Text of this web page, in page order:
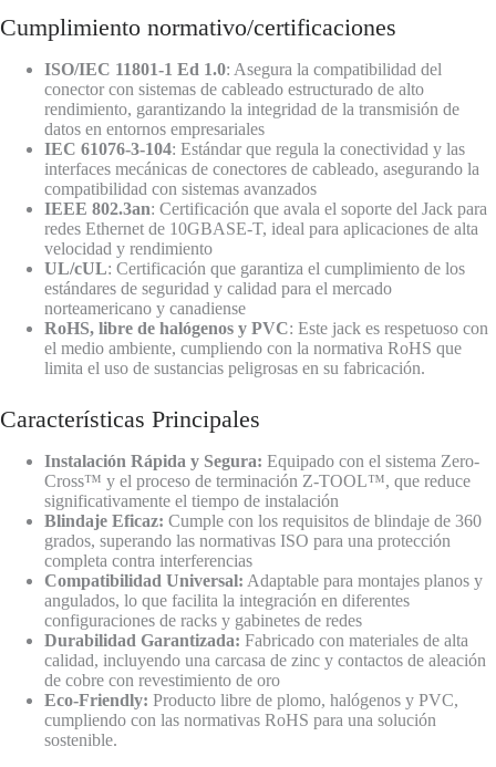
Cumplimiento normativo/certificaciones
ISO/IEC 11801-1 Ed 1.0: Asegura la compatibilidad del
conector con sistemas de cableado estructurado de alto
rendimiento, garantizando la integridad de la transmisión de
datos en entornos empresariales
IEC 61076-3-104: Estándar que regula la conectividad y las
interfaces mecánicas de conectores de cableado, asegurando la
compatibilidad con sistemas avanzados
IEEE 802.3an: Certificación que avala el soporte del Jack para
redes Ethernet de 10GBASE-T, ideal para aplicaciones de alta
velocidad y rendimiento
UL/cUL: Certificación que garantiza el cumplimiento de los
estándares de seguridad y calidad para el mercado
norteamericano y canadiense
RoHS, libre de halógenos y PVC: Este jack es respetuoso con
el medio ambiente, cumpliendo con la normativa RoHS que
limita el uso de sustancias peligrosas en su fabricación.
Características Principales
Instalación Rápida y Segura: Equipado con el sistema Zero-
Cross™ y el proceso de terminación Z-TOOL™, que reduce
significativamente el tiempo de instalación
Blindaje Eficaz: Cumple con los requisitos de blindaje de 360
grados, superando las normativas ISO para una protección
completa contra interferencias
Compatibilidad Universal: Adaptable para montajes planos y
angulados, lo que facilita la integración en diferentes
configuraciones de racks y gabinetes de redes
Durabilidad Garantizada: Fabricado con materiales de alta
calidad, incluyendo una carcasa de zinc y contactos de aleación
de cobre con revestimiento de oro
Eco-Friendly: Producto libre de plomo, halógenos y PVC,
cumpliendo con las normativas RoHS para una solución
sostenible.